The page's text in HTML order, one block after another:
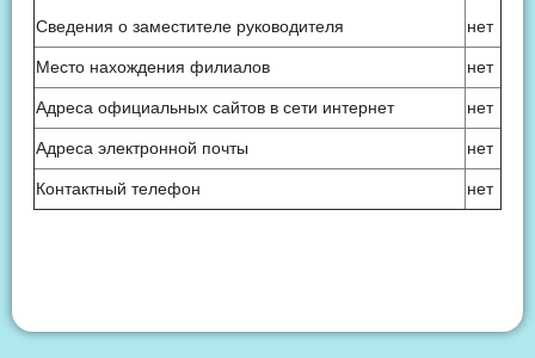
Сведения о заместителе руководителя
нет
Место нахождения филиалов нет
Адреса официальных сайтов в сети интернет нет
Адреса электронной почты нет
Контактный телефон нет